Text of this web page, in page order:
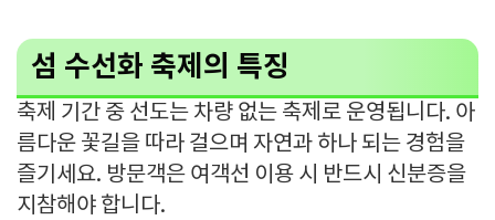
섬 수선화 축제의 특징
축제 기간 중 선도는 차량 없는 축제로 운영됩니다. 아
름다운 꽃길을 따라 걸으며 자연과 하나 되는 경험을
즐기세요. 방문객은 여객선 이용 시 반드시 신분증을
지참해야 합니다.